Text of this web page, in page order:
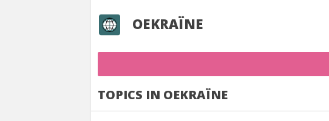
OEKRAÏNE
TOPICS IN OEKRAÏNE